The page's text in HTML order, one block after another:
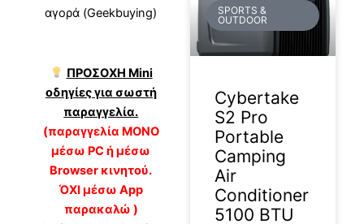
αγορά (Geekbuying)
ΠΡΟΣΟΧΗ Mini
οδηγίες για σωστή
παραγγελία.
(παραγγελία ΜΟΝΟ
μέσω PC ή μέσω
Browser κινητού.
ΌΧΙ μέσω App
παρακαλώ )
SPORTS &
OUTDOOR
Cybertake
S2 Pro
Portable
Camping
Air
Conditioner
5100 BTU